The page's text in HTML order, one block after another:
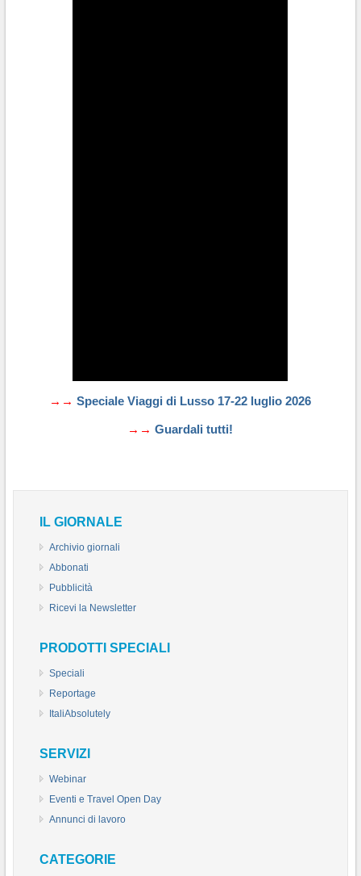
→→ Speciale Viaggi di Lusso 17-22 luglio 2026
→→ Guardali tutti!
IL GIORNALE
Archivio giornali
Abbonati
Pubblicità
Ricevi la Newsletter
PRODOTTI SPECIALI
Speciali
Reportage
ItaliAbsolutely
SERVIZI
Webinar
Eventi e Travel Open Day
Annunci di lavoro
CATEGORIE